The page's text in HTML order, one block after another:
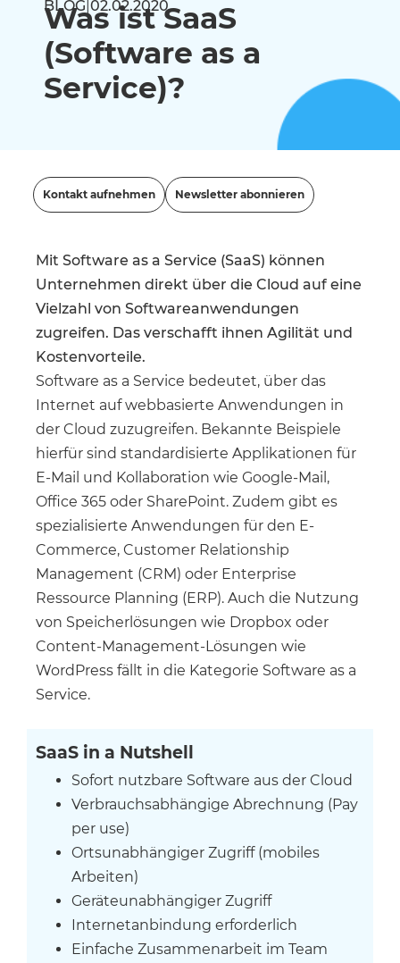
BLOG |02.02.2020
Was ist SaaS
(Software as a
Service)?
Kontakt aufnehmen Newsletter abonnieren
Mit Software as a Service (SaaS) können
Unternehmen direkt über die Cloud auf eine
Vielzahl von Softwareanwendungen
zugreifen. Das verschafft ihnen Agilität und
Kostenvorteile.
Software as a Service bedeutet, über das
Internet auf webbasierte Anwendungen in
der Cloud zuzugreifen. Bekannte Beispiele
hierfür sind standardisierte Applikationen für
E-Mail und Kollaboration wie Google-Mail,
Office 365 oder SharePoint. Zudem gibt es
spezialisierte Anwendungen für den E-
Commerce, Customer Relationship
Management (CRM) oder Enterprise
Ressource Planning (ERP). Auch die Nutzung
von Speicherlösungen wie Dropbox oder
Content-Management-Lösungen wie
WordPress fällt in die Kategorie Software as a
Service.
SaaS in a Nutshell
Sofort nutzbare Software aus der Cloud
Verbrauchsabhängige Abrechnung (Pay
per use)
Ortsunabhängiger Zugriff (mobiles
Arbeiten)
Geräteunabhängiger Zugriff
Internetanbindung erforderlich
Einfache Zusammenarbeit im Team